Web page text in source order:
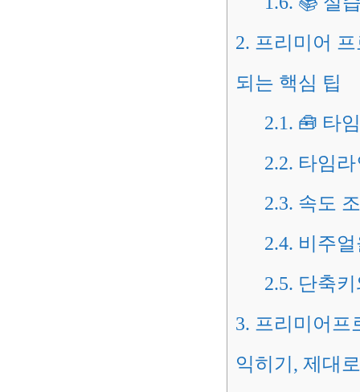
2. 프리미어
되는 핵심 팁
2.1. 🧰 타
2.2. 타임
2.3. 속도
2.4. 비주
2.5. 단축
3. 프리미어프
익히기, 제대